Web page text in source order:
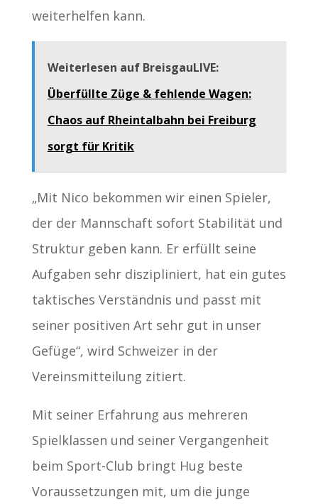
weiterhelfen kann.
Weiterlesen auf BreisgauLIVE:
Überfüllte Züge & fehlende Wagen:
Chaos auf Rheintalbahn bei Freiburg
sorgt für Kritik
„Mit Nico bekommen wir einen Spieler,
der der Mannschaft sofort Stabilität und
Struktur geben kann. Er erfüllt seine
Aufgaben sehr diszipliniert, hat ein gutes
taktisches Verständnis und passt mit
seiner positiven Art sehr gut in unser
Gefüge“, wird Schweizer in der
Vereinsmitteilung zitiert.
Mit seiner Erfahrung aus mehreren
Spielklassen und seiner Vergangenheit
beim Sport-Club bringt Hug beste
Voraussetzungen mit, um die junge